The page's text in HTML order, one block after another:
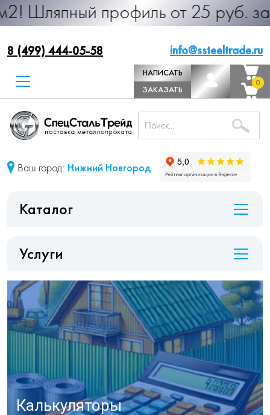
профиль от 25 руб. за м.п.
8 (499) 444-05-58 info@ssteeltrade.ru
НАПИСАТЬ
ДИРЕКТОРУ
ЗАКАЗАТЬ
ЗВОНОК
0
0
Ваш город: Нижний Новгород
Каталог
Услуги
Калькуляторы